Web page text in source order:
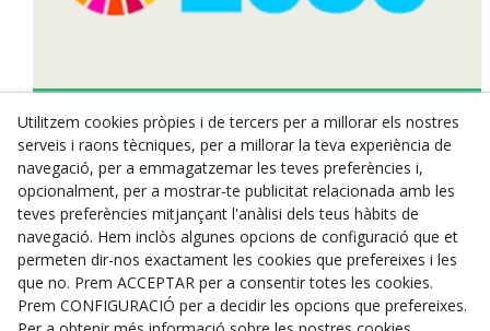
Deixalleria SVH
C. del Torrent Isbert, 1
08620 Sant Vicenç dels Horts
Telèfon:93 676 99 76
santvicenc@deixalleries.cat
Avís Legal
Política de Privacitat
Utilitzem cookies pròpies i de tercers per a millorar els nostres
serveis i raons tècniques, per a millorar la teva experiència de
navegació, per a emmagatzemar les teves preferències i,
opcionalment, per a mostrar-te publicitat relacionada amb les
teves preferències mitjançant l'anàlisi dels teus hàbits de
navegació. Hem inclòs algunes opcions de configuració que et
permeten dir-nos exactament les cookies que prefereixes i les
que no. Prem ACCEPTAR per a consentir totes les cookies.
Prem CONFIGURACIÓ per a decidir les opcions que prefereixes.